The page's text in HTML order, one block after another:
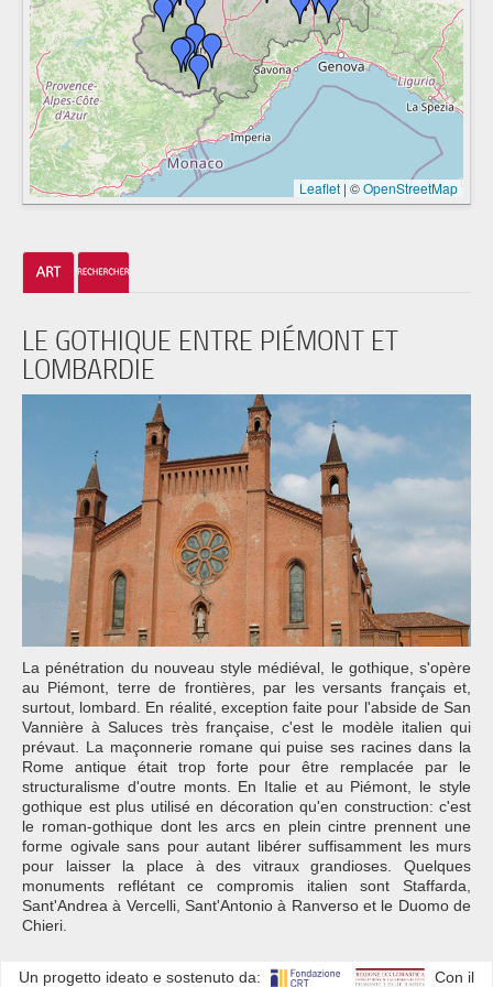
Leaflet | ©OpenStreetMap
LE GOTHIQUE ENTRE PIÉMONT ET
LOMBARDIE
La pénétration du nouveau style médiéval, le gothique, s'opère
au Piémont, terre de frontières, par les versants français et,
surtout, lombard. En réalité, exception faite pour l'abside de San
Vannière à Saluces très française, c'est le modèle italien qui
prévaut. La maçonnerie romane qui puise ses racines dans la
Rome antique était trop forte pour être remplacée par le
structuralisme d'outre monts. En Italie et au Piémont, le style
gothique est plus utilisé en décoration qu'en construction: c'est
le roman-gothique dont les arcs en plein cintre prennent une
forme ogivale sans pour autant libérer suffisamment les murs
pour laisser la place à des vitraux grandioses. Quelques
monuments reflétant ce compromis italien sont Staffarda,
Sant'Andrea à Vercelli, Sant'Antonio à Ranverso et le Duomo de
Chieri.
Un progetto ideato e sostenuto da: Con il